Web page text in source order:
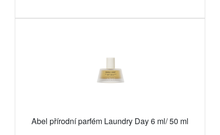
Abel přírodní parfém Laundry Day 6 ml/ 50 ml